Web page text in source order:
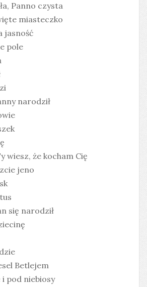
Panno czysta
miasteczko
jasność
pole
narodził
wiesz, że kocham Cię
jeno
się narodził
Betlejem
i pod niebiosy